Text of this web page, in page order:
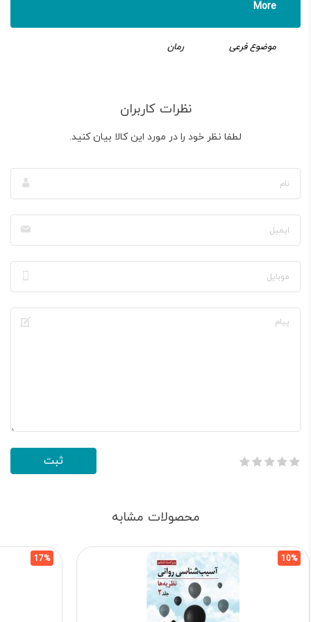
More
موضوع فرعی رمان
نظرات کاربران
لطفا نظر خود را در مورد این کالا بیان کنید.
محصولات مشابه
10%
17%